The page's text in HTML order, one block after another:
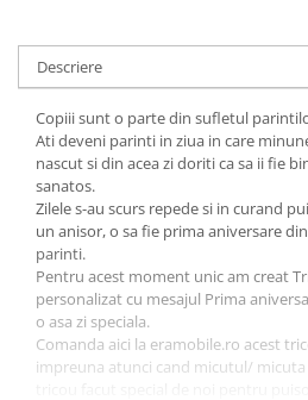
Descriere
Copiii sunt o parte din sufletul
Ati deveni parinti in ziua in care
nascut si din acea zi doriti ca sa ii fie
sanatos.
Zilele s-au scurs repede si in curand
un anisor, o sa fie prima aniversare
parinti.
Pentru acest moment unic am creat
personalizat cu mesajul Prima
o asa zi speciala.
Comanda aici la eramobile.ro acest
impreuna atunci cand micutul/